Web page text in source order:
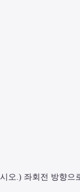
오.) 좌회전 방향으